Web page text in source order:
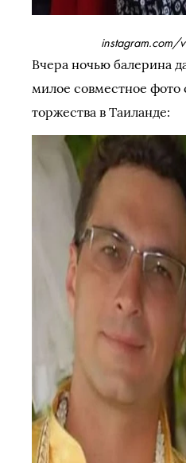
instagram.com/
Вчера ночью балерина
милое совместное фото
торжества в Таиланде: